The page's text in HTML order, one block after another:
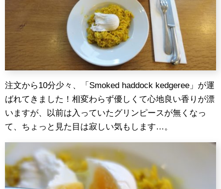
注文から10分少々、「Smoked haddock kedgeree」が運
ばれてきました！相変わらず優しくて心地良い香りが漂
いますが、以前は入っていたグリンピースが無くなっ
て、ちょっと見た目は寂しい気もします…。